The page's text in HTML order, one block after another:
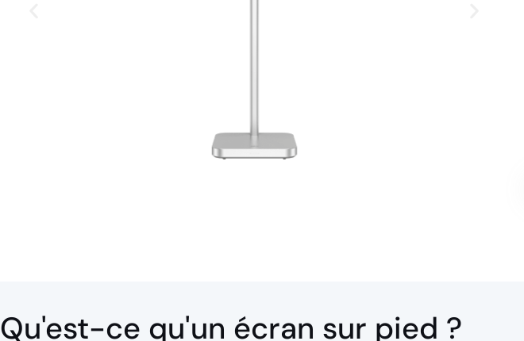
Qu'est-ce qu'un écran sur pied ?